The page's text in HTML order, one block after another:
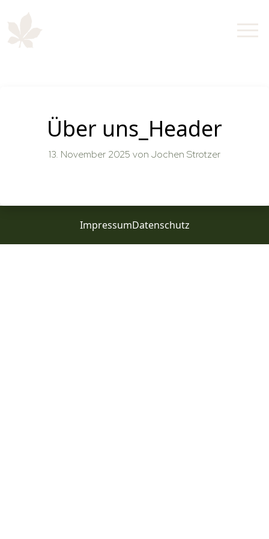
Über uns_Header
13. November 2025 von Jochen Strotzer
ImpressumDatenschutz